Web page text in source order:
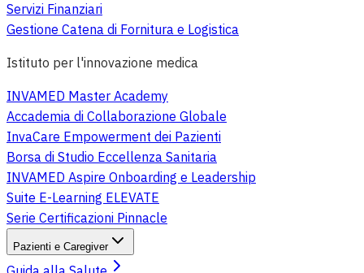
Servizi Finanziari
Gestione Catena di Fornitura e Logistica
Istituto per l'innovazione medica
INVAMED Master Academy
Accademia di Collaborazione Globale
InvaCare Empowerment dei Pazienti
Borsa di Studio Eccellenza Sanitaria
INVAMED Aspire Onboarding e Leadership
Suite E-Learning ELEVATE
Serie Certificazioni Pinnacle
Pazienti e Caregiver